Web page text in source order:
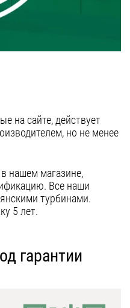
на сайте, действует
но не менее
нашем магазине,
Все наши
турбинами.
5 лет.
гарантии